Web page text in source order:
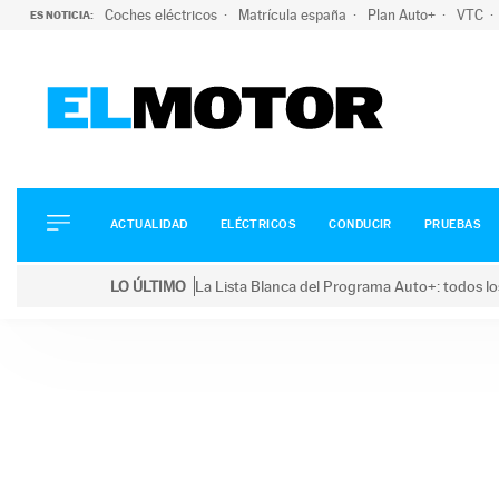
ES NOTICIA: Coches eléctricos Matrícula españa Plan Auto+ VTC
ELÉCTRICOS
CONDUCIR
ACTUALIDAD ELÉCTRICOS CONDUCIR PRUEBAS
LO ÚLTIMO La Lista Blanca del Programa Auto+: todos